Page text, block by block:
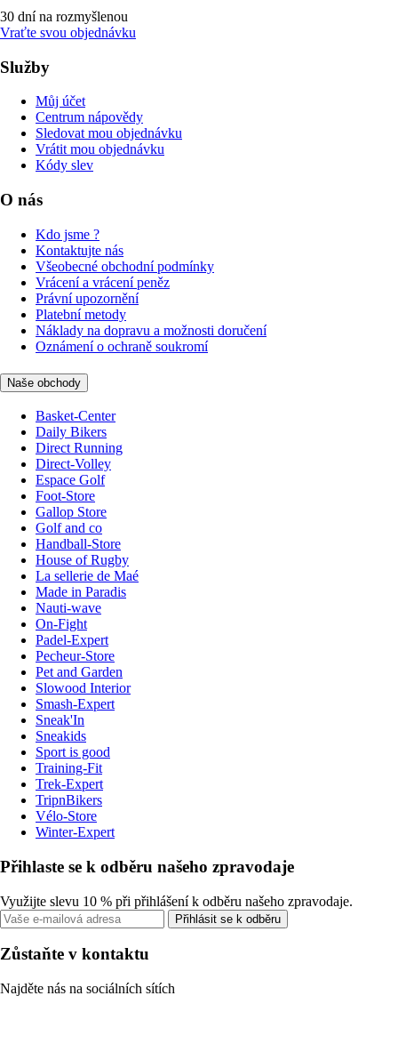
30 dní na rozmyšlenou
Vraťte svou objednávku
Služby
Můj účet
Centrum nápovědy
Sledovat mou objednávku
Vrátit mou objednávku
Kódy slev
O nás
Kdo jsme ?
Kontaktujte nás
Všeobecné obchodní podmínky
Vrácení a vrácení peněz
Právní upozornění
Platební metody
Náklady na dopravu a možnosti doručení
Oznámení o ochraně soukromí
Naše obchody
Basket-Center
Daily Bikers
Direct Running
Direct-Volley
Espace Golf
Foot-Store
Gallop Store
Golf and co
Handball-Store
House of Rugby
La sellerie de Maé
Made in Paradis
Nauti-wave
On-Fight
Padel-Expert
Pecheur-Store
Pet and Garden
Slowood Interior
Smash-Expert
Sneak'In
Sneakids
Sport is good
Training-Fit
Trek-Expert
TripnBikers
Vélo-Store
Winter-Expert
Přihlaste se k odběru našeho zpravodaje
Využijte slevu 10 % při přihlášení k odběru našeho zpravodaje.
Přihlásit se k odběru
Zůstaňte v kontaktu
Najděte nás na sociálních sítích